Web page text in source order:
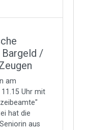
/
am
Uhr mit
hat die
aus